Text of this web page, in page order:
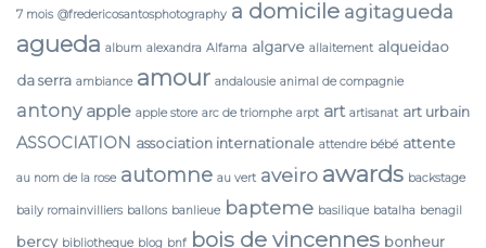
7 mois @fredericosantosphotography a domicile agitagueda
agueda album alexandra Alfama algarve allaitement alqueidao
da serra ambiance amour andalousie animal de compagnie
antony apple apple store arc de triomphe arpt art artisanat art urbain
ASSOCIATION association internationale attendre bébé attente
au nom de la rose automne au vert aveiro awards backstage
baily romainvilliers ballons banlieue bapteme basilique batalha benagil
bercy bibliotheque blog bnf bois de vincennes bonheur